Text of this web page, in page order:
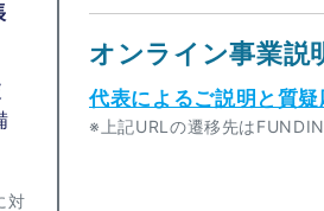
対
オンライン事業説
代表によるご説明と質
※上記URLの遷移先は